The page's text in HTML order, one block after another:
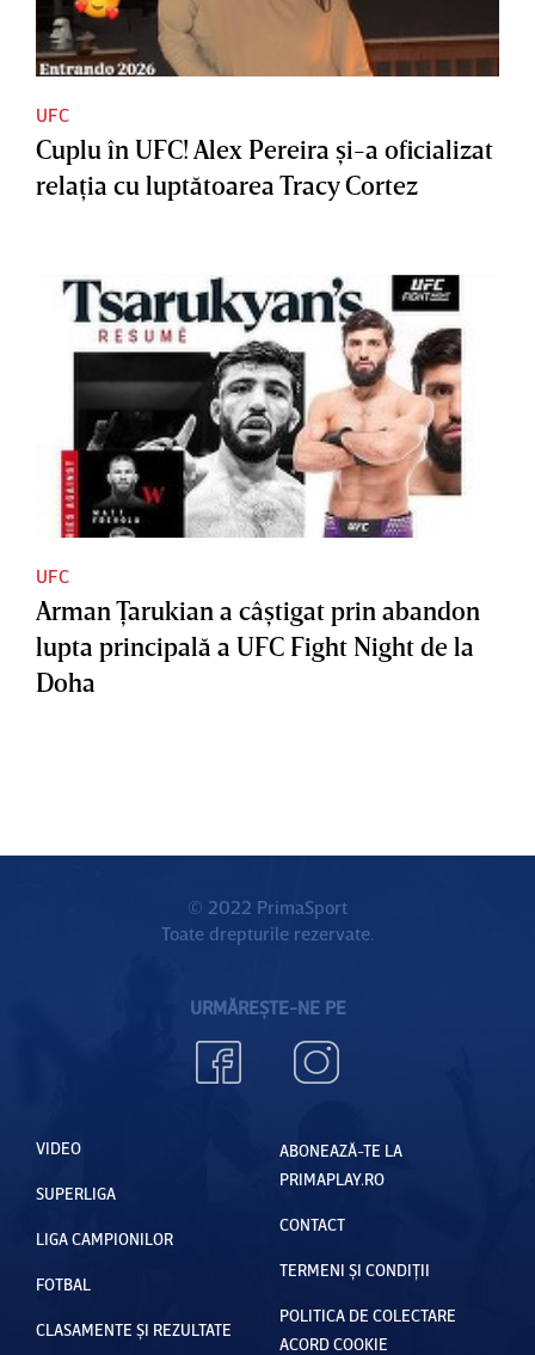
UFC
Cuplu în UFC! Alex Pereira şi-a oficializat
relaţia cu luptătoarea Tracy Cortez
UFC
Arman Ţarukian a câştigat prin abandon
lupta principală a UFC Fight Night de la
Doha
© 2022 PrimaSport
Toate drepturile rezervate.
URMĂREȘTE-NE PE
VIDEO
SUPERLIGA
LIGA CAMPIONILOR
FOTBAL
CLASAMENTE ȘI REZULTATE
ABONEAZĂ-TE LA
PRIMAPLAY.RO
CONTACT
TERMENI ȘI CONDIȚII
POLITICA DE COLECTARE
ACORD COOKIE